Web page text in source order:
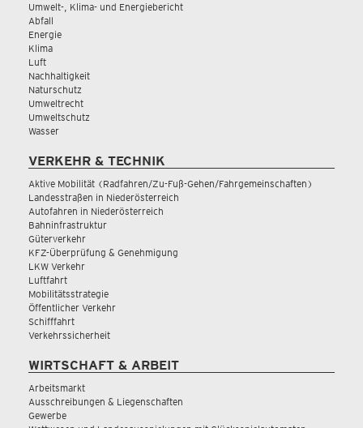
Umwelt-, Klima- und Energiebericht
Abfall
Energie
Klima
Luft
Nachhaltigkeit
Naturschutz
Umweltrecht
Umweltschutz
Wasser
VERKEHR & TECHNIK
Aktive Mobilität (Radfahren/Zu-Fuß-Gehen/Fahrgemeinschaften)
Landesstraßen in Niederösterreich
Autofahren in Niederösterreich
Bahninfrastruktur
Güterverkehr
KFZ-Überprüfung & Genehmigung
LKW Verkehr
Luftfahrt
Mobilitätsstrategie
Öffentlicher Verkehr
Schifffahrt
Verkehrssicherheit
WIRTSCHAFT & ARBEIT
Arbeitsmarkt
Ausschreibungen & Liegenschaften
Gewerbe